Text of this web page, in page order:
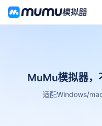
MuMu模拟器，
适配Windows/